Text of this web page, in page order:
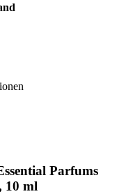
Parfums
10 ml